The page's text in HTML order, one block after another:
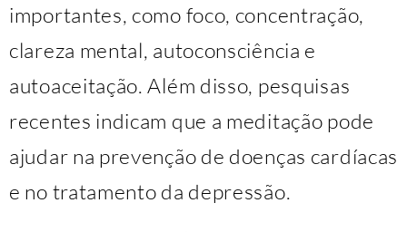
importantes, como foco, concentração,
clareza mental, autoconsciência e
autoaceitação. Além disso, pesquisas
recentes indicam que a meditação pode
ajudar na prevenção de doenças cardíacas
e no tratamento da depressão.